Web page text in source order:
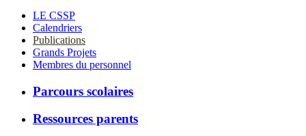
LE CSSP
Calendriers
Publications
Grands Projets
Membres du personnel
Parcours scolaires
Ressources parents